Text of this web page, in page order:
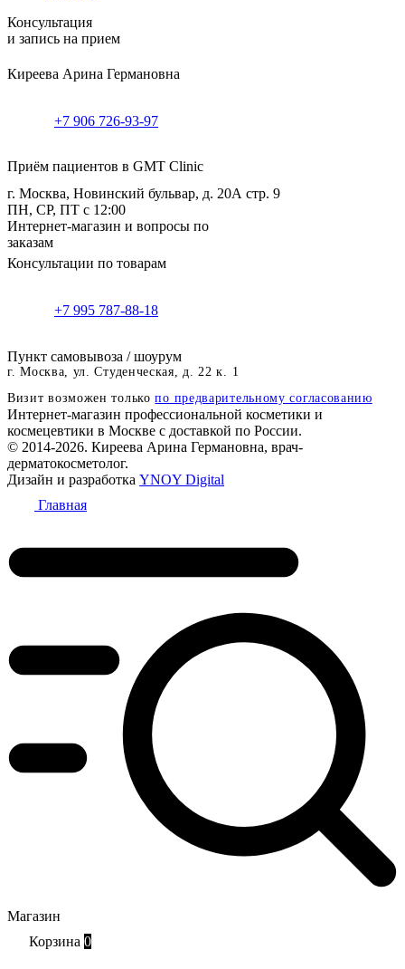
Консультация
и запись на прием
Киреева Арина Германовна
+7 906 726-93-97
Приём пациентов в GMT Clinic
г. Москва, Новинский бульвар, д. 20А стр. 9
ПН, СР, ПТ с 12:00
Интернет-магазин и вопросы по
заказам
Консультации по товарам
+7 995 787-88-18
Пункт самовывоза / шоурум
г. Москва, ул. Студенческая, д. 22 к. 1
Визит возможен толькопо предварительному согласованию
Интернет-магазин профессиональной косметики и
космецевтики в Москве с доставкой по России.
© 2014-2026. Киреева Арина Германовна, врач-
дерматокосметолог.
Дизайн и разработка YNOY Digital
Главная
Магазин
Корзина 0